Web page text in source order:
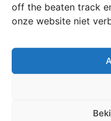
off the beaten track
onze website niet
Vergeet knorrige met
petjes, wij zorgen dat
staat er een tailor klaar
voor de laatste avond
groepsfoto in
Amsterdam. Manden,